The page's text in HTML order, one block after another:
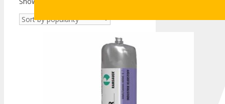
Клей для
паркета по
выгодным